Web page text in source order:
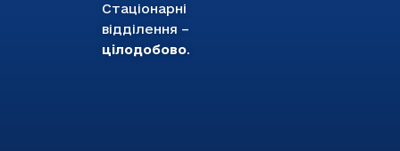
Стаціонарні
відділення –
цілодобово.